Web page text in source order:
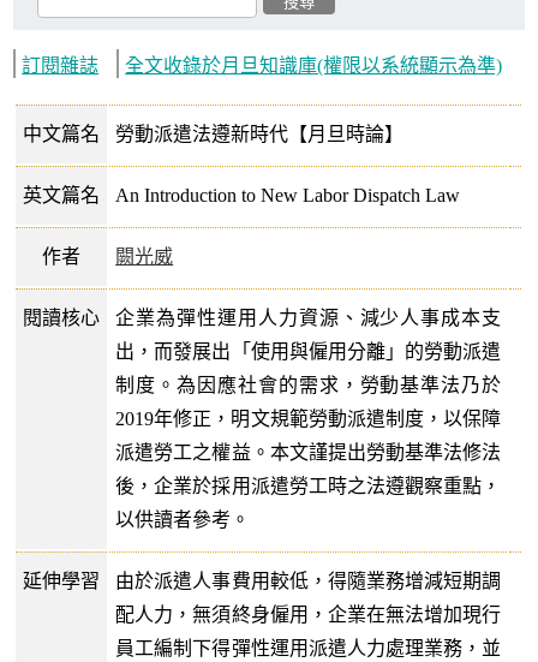
訂閱雜誌 全文收錄於月旦知識庫(權限以系統顯示為準)
中文篇名 勞動派遣法遵新時代【月旦時論】
英文篇名 An Introduction to New Labor Dispatch Law
作者 闕光威
閱讀核心
企業為彈性運用人力資源、減少人事成本支
出，而發展出「使用與僱用分離」的勞動派遣
制度。為因應社會的需求，勞動基準法乃於
2019年修正，明文規範勞動派遣制度，以保障
派遣勞工之權益。本文謹提出勞動基準法修法
後，企業於採用派遣勞工時之法遵觀察重點，
以供讀者參考。
延伸學習
由於派遣人事費用較低，得隨業務增減短期調
配人力，無須終身僱用，企業在無法增加現行
員工編制下得彈性運用派遣人力處理業務，並